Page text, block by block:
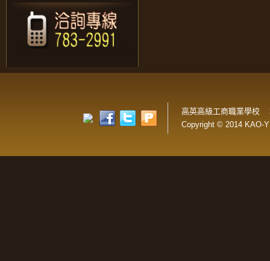
高英高級工商職業學校
Copyright © 2014 KAO-